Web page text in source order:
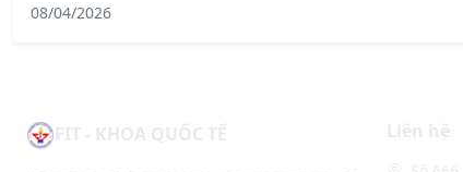
08/04/2026